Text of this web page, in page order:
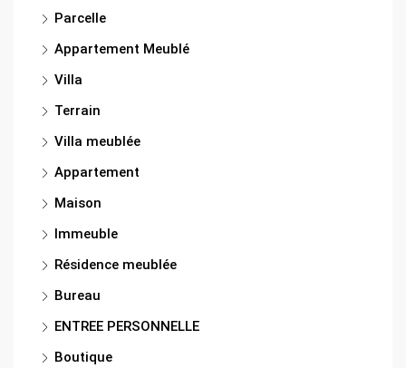
Parcelle
Appartement Meublé
Villa
Terrain
Villa meublée
Appartement
Maison
Immeuble
Résidence meublée
Bureau
ENTREE PERSONNELLE
Boutique